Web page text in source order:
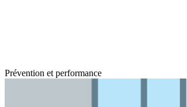
Prévention et performance